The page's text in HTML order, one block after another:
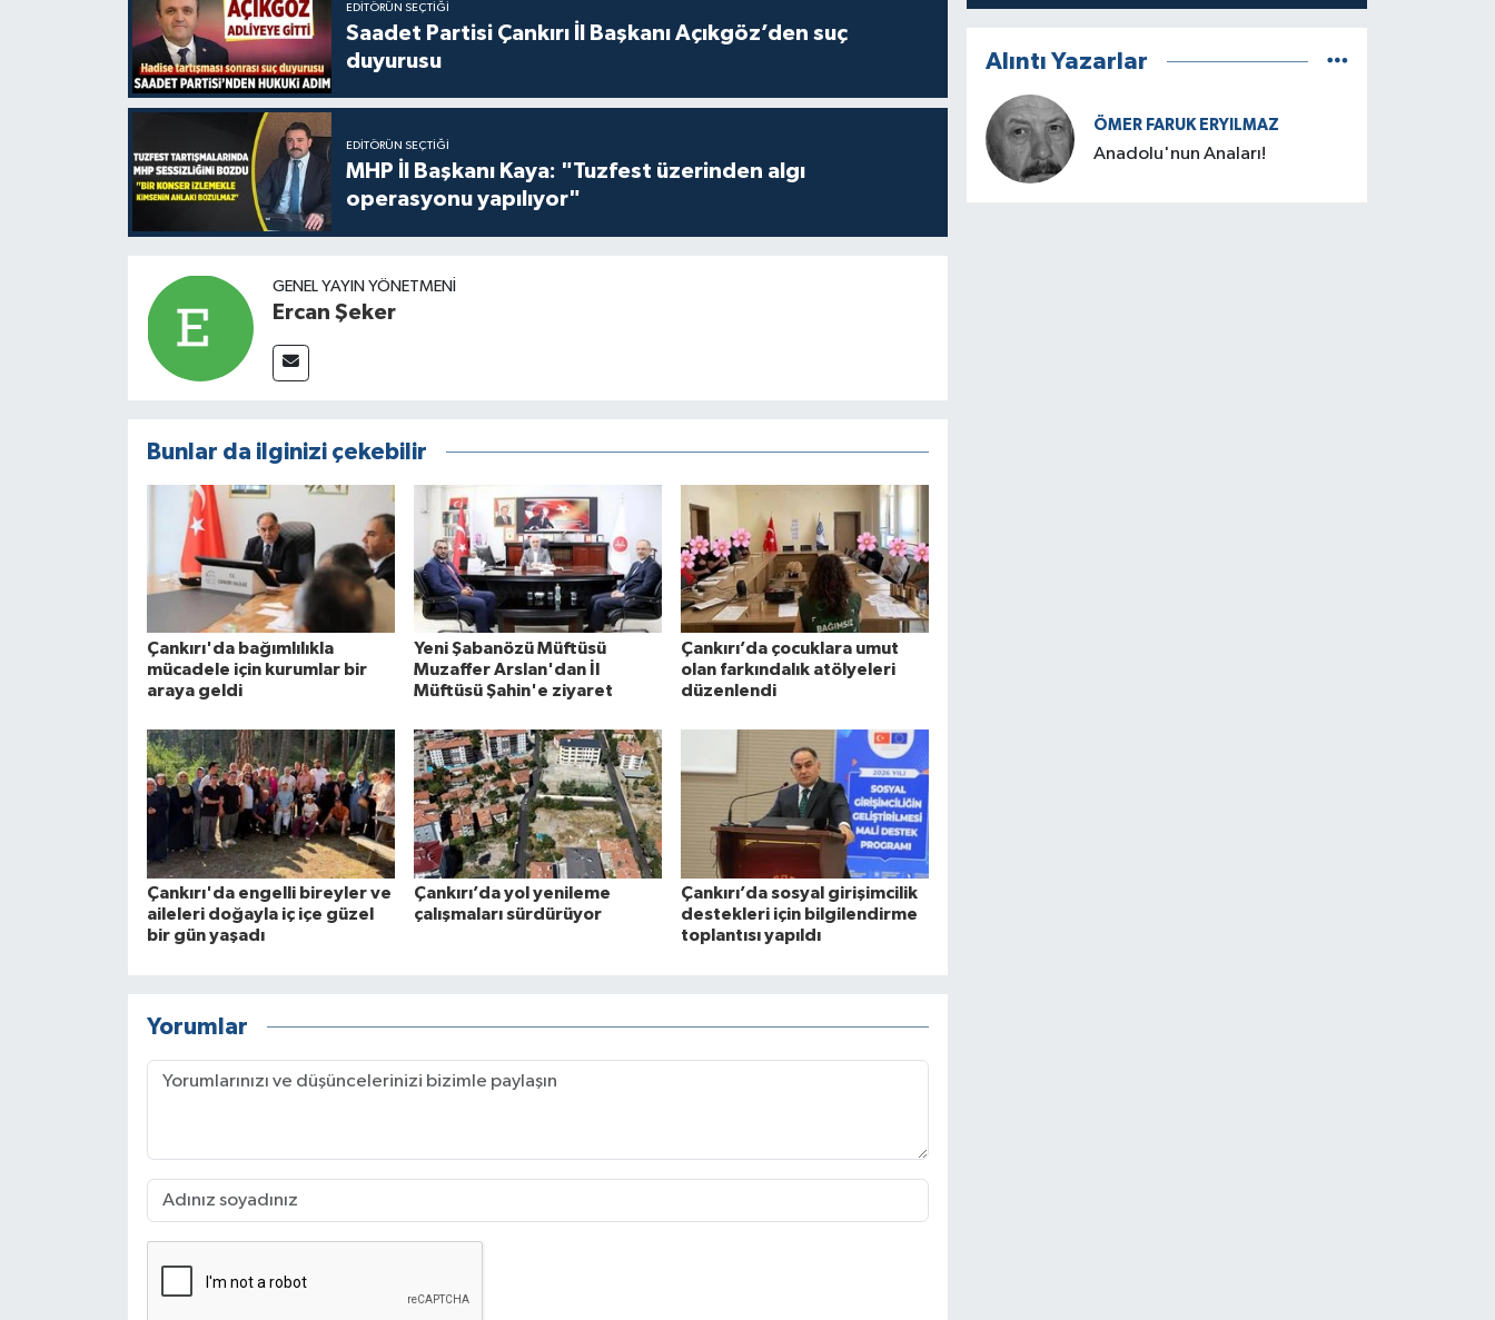
EDITÖRÜN SEÇTIĞI
Saadet Partisi Çankırı İl Başkanı Açıkgöz’den suç
duyurusu
EDITÖRÜN SEÇTIĞI
MHP İl Başkanı Kaya: "Tuzfest üzerinden algı
operasyonu yapılıyor"
GENEL YAYIN YÖNETMENI
Ercan Şeker
Bunlar da ilginizi çekebilir
Çankırı'da bağımlılıkla
mücadele için kurumlar bir
araya geldi
Yeni Şabanözü Müftüsü
Muzaffer Arslan'dan İl
Müftüsü Şahin'e ziyaret
Çankırı’da çocuklara umut
olan farkındalık atölyeleri
düzenlendi
Çankırı'da engelli bireyler ve
aileleri doğayla iç içe güzel
bir gün yaşadı
Çankırı’da yol yenileme
çalışmaları sürdürüyor
Çankırı’da sosyal girişimcilik
destekleri için bilgilendirme
toplantısı yapıldı
Yorumlar
Alıntı Yazarlar
ÖMER FARUK ERYILMAZ
Anadolu'nun Anaları!